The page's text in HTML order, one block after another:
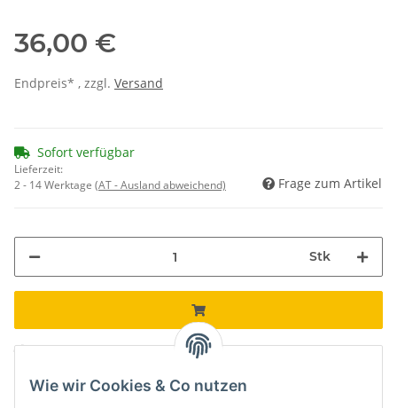
36,00 €
Endpreis* , zzgl. Versand
Sofort verfügbar
Lieferzeit:
2 - 14 Werktage (AT - Ausland abweichend) Frage zum Artikel
Stk
Loading... Komponenten werden geladen ...
Wie wir Cookies & Co nutzen